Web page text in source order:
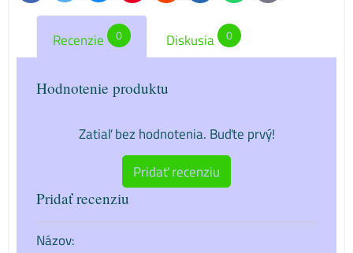
Recenzie 0 Diskusia 0
Hodnotenie produktu
Zatiaľ bez hodnotenia. Buďte prvý!
Pridať recenziu
Pridať recenziu
Názov: